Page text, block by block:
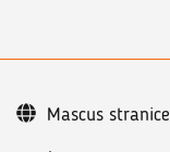
Mascus stranice